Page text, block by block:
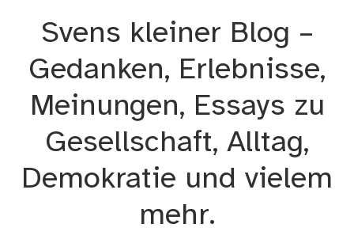
Svens kleiner Blog –
Gedanken, Erlebnisse,
Meinungen, Essays zu
Gesellschaft, Alltag,
Demokratie und vielem
mehr.